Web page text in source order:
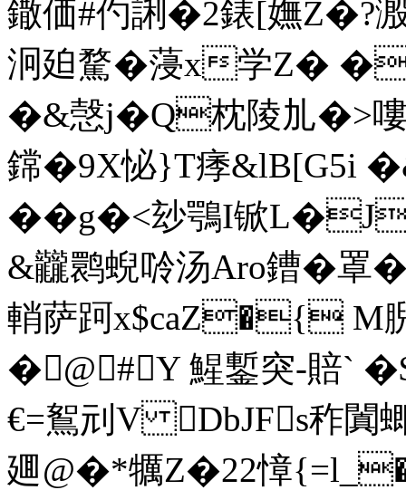
鏾価#仢誗�2錶[嫵Z�?
泂廹騖�蓡x学Z� �
�&愨j�Q枕陵劜�>
鏛�9X怭}T痵&lB[G5i
��g�<玅鶚I锨
&龖鹮蜺唥汤Aro鏪�
輎萨跒x$caZ�{ M
�@#Y 鯹鏨突-賠`
€=鴽刓V DbJFs秨闐
廽@�*犡Z�22慞